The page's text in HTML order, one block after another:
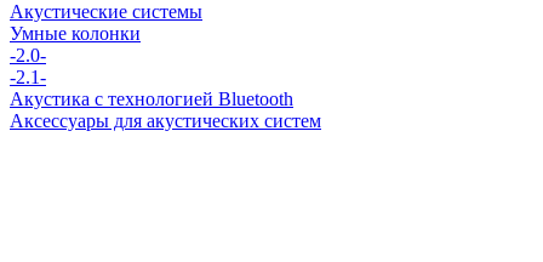
Акустические системы
Умные колонки
-2.0-
-2.1-
Акустика с технологией Bluetooth
Аксессуары для акустических систем